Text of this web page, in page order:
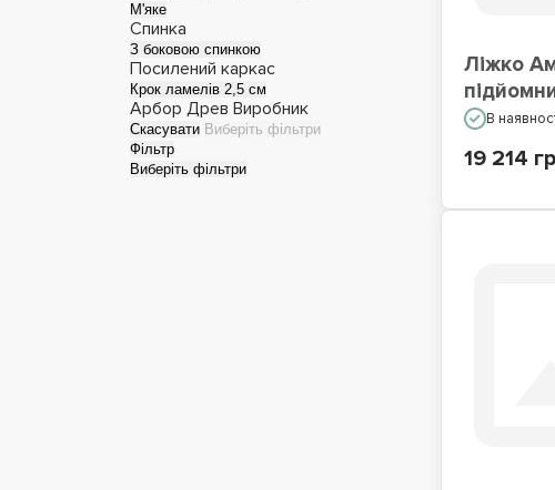
М'яке
Спинка
З боковою спинкою
Посилений каркас
Крок ламелів 2,5 см
Арбор Древ Виробник
Скасувати Виберіть фільтри
Фільтр
Виберіть фільтри
Ліжко
В
19 214